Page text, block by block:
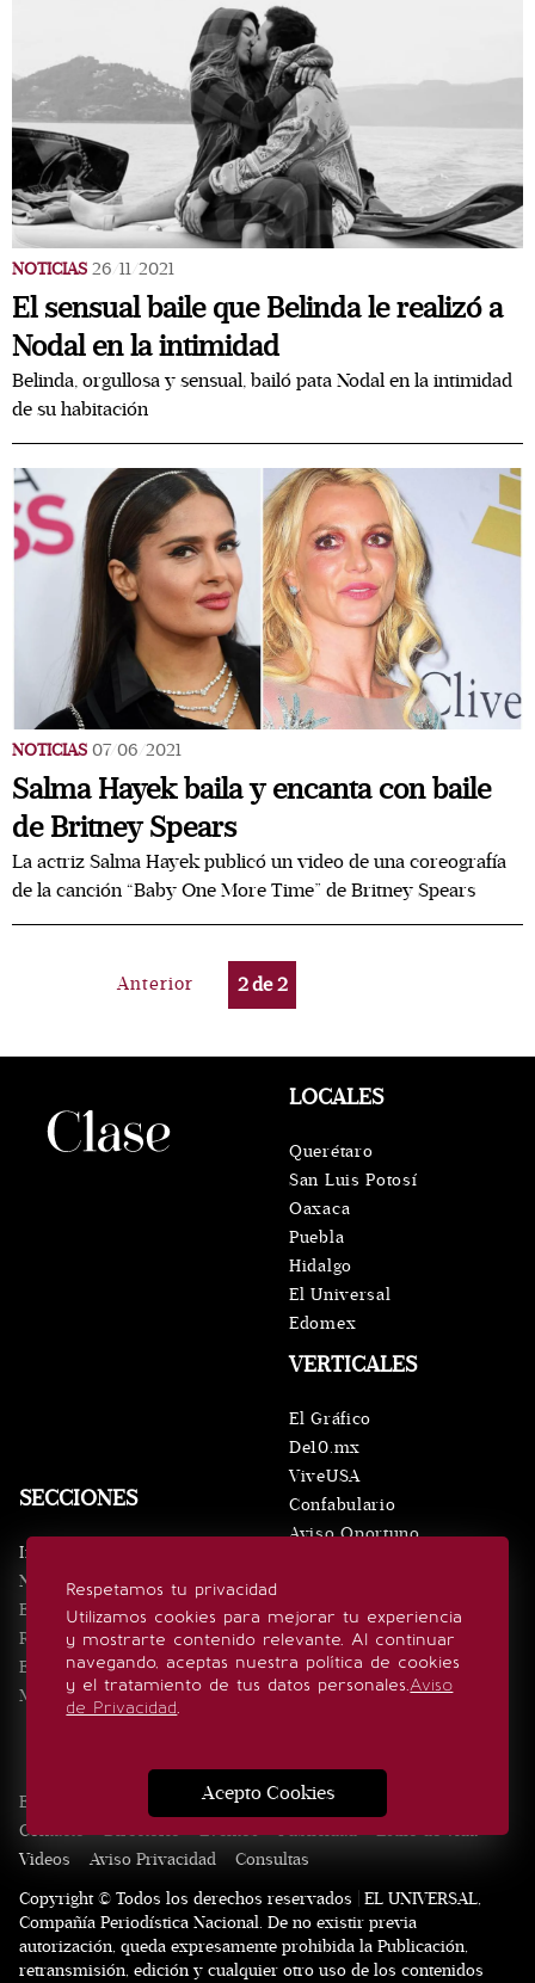
NOTICIAS 26/11/2021
El sensual baile que Belinda le realizó a
Nodal en la intimidad
Belinda, orgullosa y sensual, bailó pata Nodal en la intimidad
de su habitación
NOTICIAS 07/06/2021
Salma Hayek baila y encanta con baile
de Britney Spears
La actriz Salma Hayek publicó un video de una coreografía
de la canción “Baby One More Time” de Britney Spears
Anterior 2de2
Respetamos tu privacidad
Utilizamos cookies para mejorar tu experiencia
y mostrarte contenido relevante. Al continuar
navegando, aceptas nuestra política de cookies
y el tratamiento de tus datos personales.Aviso
de Privacidad.
Acepto Cookies
SECCIONES
Inicio
Noticias
Eventos
Realeza
Estilo de vida
Minuto x Minuto
VERTICALES
El Gráfico
De10.mx
ViveUSA
Confabulario
Aviso Oportuno
LOCALES
Querétaro
San Luis Potosí
Oaxaca
Puebla
Hidalgo
El Universal
Edomex
SÍGUENOS
Edición Impresa Noticias Quiénes somos
Contacto
Directorio Eventos Publicidad
Estilo de vida
Videos
Aviso Privacidad
Consultas
Copyright © Todos los derechos reservados | EL UNIVERSAL,
Compañía Periodística Nacional. De no existir previa
autorización, queda expresamente prohibida la Publicación,
retransmisión, edición y cualquier otro uso de los contenidos